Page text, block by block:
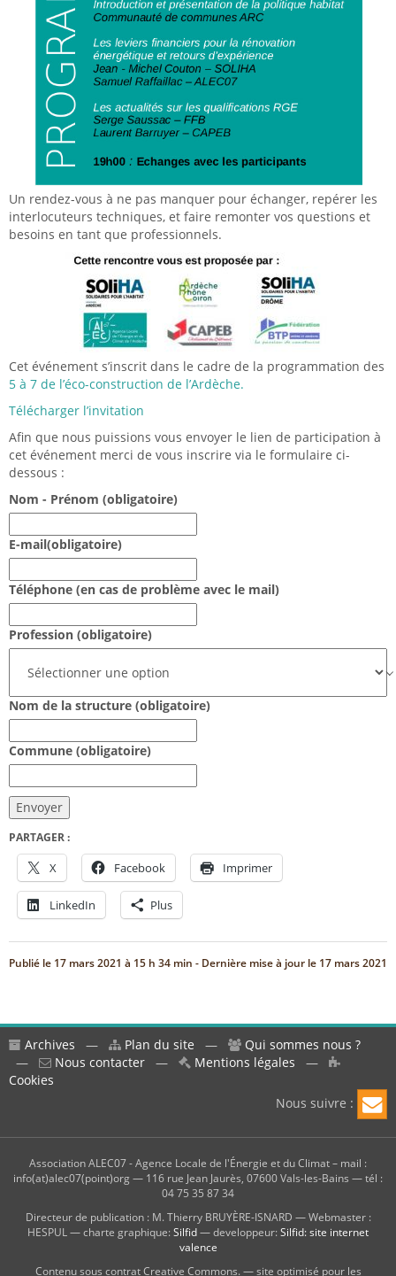
Un rendez-vous à ne pas manquer pour échanger, repérer les
interlocuteurs techniques, et faire remonter vos questions et
besoins en tant que professionnels.
Cet événement s’inscrit dans le cadre de la programmation des
5 à 7 de l’éco-construction de l’Ardèche.
Télécharger l’invitation
Afin que nous puissions vous envoyer le lien de participation à
cet événement merci de vous inscrire via le formulaire ci-
dessous :
Nom - Prénom (obligatoire)
E-mail(obligatoire)
Téléphone (en cas de problème avec le mail)
Profession (obligatoire)
Nom de la structure (obligatoire)
Commune (obligatoire)
Envoyer
PARTAGER :
X Facebook Imprimer
LinkedIn Plus
Publié le 17 mars 2021 à 15 h 34 min - Dernière mise à jour le 17 mars 2021
Archives — Plan du site —
Qui sommes nous ?
—
Nous contacter — Mentions légales —
Cookies
Nous suivre :
Association ALEC07 - Agence Locale de l'Énergie et du Climat – mail :
info(at)alec07(point)org — 116 rue Jean Jaurès, 07600 Vals-les-Bains — tél :
04 75 35 87 34
Directeur de publication : M. Thierry BRUYÈRE-ISNARD — Webmaster :
HESPUL — charte graphique:Silfid— developpeur:Silfid: site internet
valence
Contenu sous contrat Creative Commons. — site optimisé pour les